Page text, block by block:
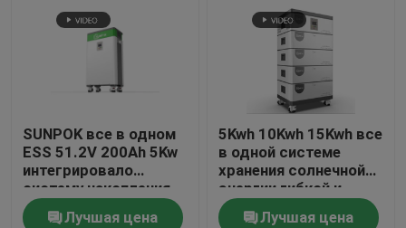
SUNPOK все в одном
ESS 51.2V 200Ah 5Kw
интегрировало
систему накопления
энергии
Лучшая цена
5Kwh 10Kwh 15Kwh все
в одной системе
хранения солнечной
энергии гибкой и
удобной
Лучшая цена